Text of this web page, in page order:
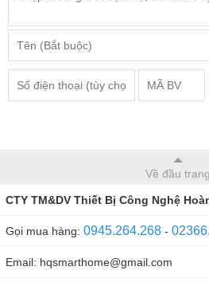
Về đầu trang
CTY TM&DV Thiết Bị Công Nghệ
Gọi mua hàng: 0945.264.268 -
Email: hqsmarthome@gmail.com